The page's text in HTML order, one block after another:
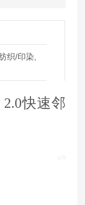
织/印染,
2.0快速邻